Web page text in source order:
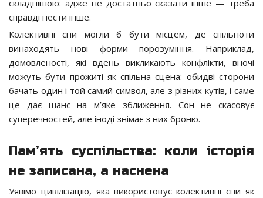
складнішою: адже не достатньо сказати інше — треба
справді нести інше.
Колективні сни могли б бути місцем, де спільноти
винаходять нові форми порозуміння. Наприклад,
домовленості, які вдень викликають конфлікти, вночі
можуть бути прожиті як спільна сцена: обидві сторони
бачать один і той самий символ, але з різних кутів, і саме
це дає шанс на м’яке зближення. Сон не скасовує
суперечностей, але іноді знімає з них броню.
Пам’ять суспільства: коли історія
не записана, а наснена
Уявімо цивілізацію, яка використовує колективні сни як